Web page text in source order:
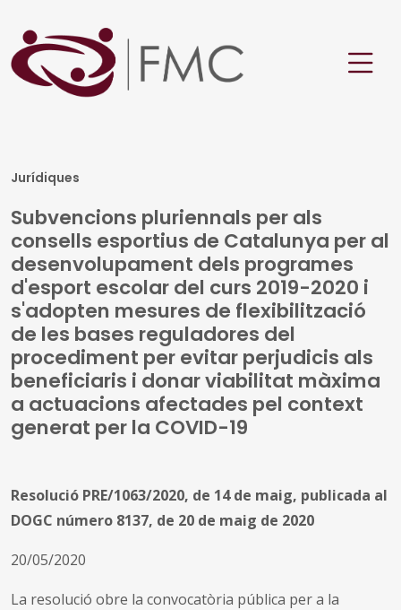
Jurídiques
Subvencions pluriennals per als
consells esportius de Catalunya per al
desenvolupament dels programes
d'esport escolar del curs 2019-2020 i
s'adopten mesures de flexibilització
de les bases reguladores del
procediment per evitar perjudicis als
beneficiaris i donar viabilitat màxima
a actuacions afectades pel context
generat per la COVID-19
Resolució PRE/1063/2020, de 14 de maig, publicada al
DOGC número 8137, de 20 de maig de 2020
20/05/2020
La resolució obre la convocatòria pública per a la